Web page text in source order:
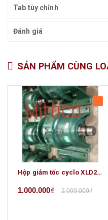
Tab tùy chỉnh
Đánh giá
SẢN PHẨM CÙNG
Hộp giảm tốc cyclo XLD2, XLD3, XLD4, XLD5, XLD6, BLD1, BLD2, BLD3, BLD4, BLD5,
1.000.000₫ 2.000.000₫